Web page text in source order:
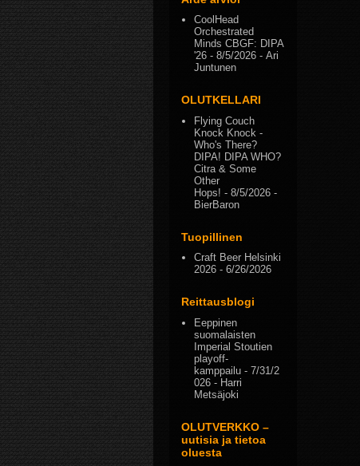
CoolHead
Orchestrated
Minds CBGF: DIPA
'26 - 8/5/2026 - Ari
Juntunen
OLUTKELLARI
Flying Couch
Knock Knock -
Who's There?
DIPA! DIPA WHO?
Citra & Some
Other
Hops! - 8/5/2026 -
BierBaron
Tuopillinen
Craft Beer Helsinki
2026 - 6/26/2026
Reittausblogi
Eeppinen
suomalaisten
Imperial Stoutien
playoff-
kamppailu - 7/31/2
026 - Harri
Metsäjoki
OLUTVERKKO –
uutisia ja tietoa
oluesta